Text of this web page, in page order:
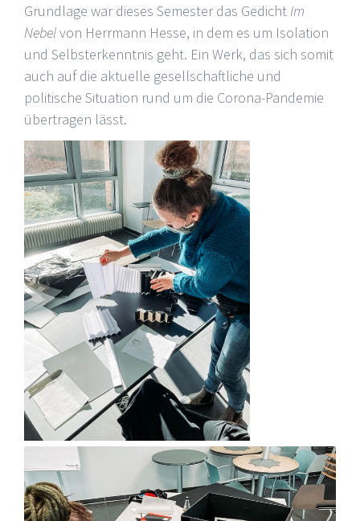
Grundlage war dieses Semester das GedichtIm
Nebelvon Herrmann Hesse, in dem es um Isolation
und Selbsterkenntnis geht. Ein Werk, das sich somit
auch auf die aktuelle gesellschaftliche und
politische Situation rund um die Corona-Pandemie
übertragen lässt.